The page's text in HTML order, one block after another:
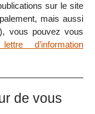
sur le site
mais aussi
vous pouvez vous
d’information
de vous